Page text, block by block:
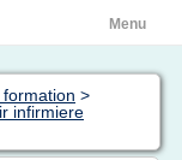
Menu
>
infirmiere